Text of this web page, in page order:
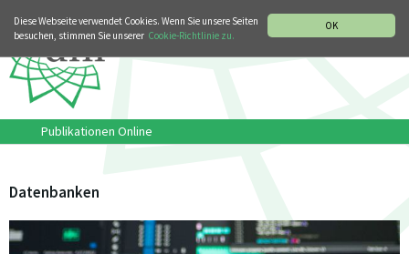
OK
Diese Webseite verwendet Cookies. Wenn Sie unsere Seiten
besuchen, stimmen Sie unserer Cookie-Richtlinie zu.
Publikationen Online
Datenbanken